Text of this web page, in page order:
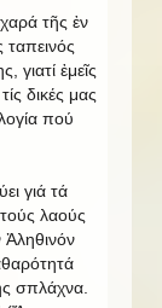
τῆς ἐν
γιατί ἐμεῖς
δικές μας
πού
γιά τά
λαούς
σπλάχνα.